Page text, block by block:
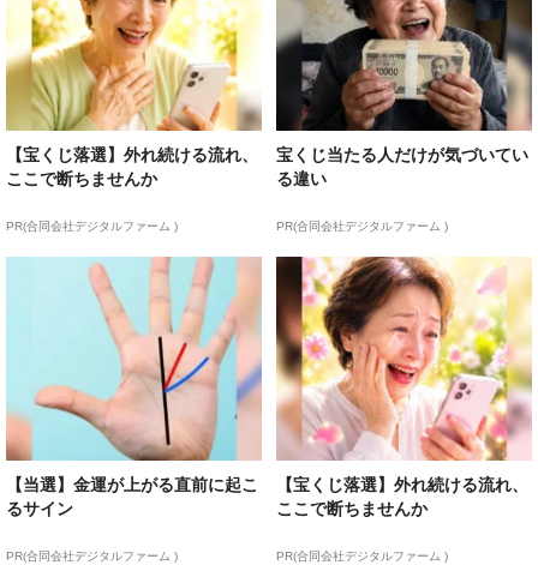
【宝くじ落選】外れ続ける流れ、
ここで断ちませんか
PR(合同会社デジタルファーム )
宝くじ当たる人だけが気づいてい
る違い
PR(合同会社デジタルファーム )
【当選】金運が上がる直前に起こ
るサイン
PR(合同会社デジタルファーム )
【宝くじ落選】外れ続ける流れ、
ここで断ちませんか
PR(合同会社デジタルファーム )